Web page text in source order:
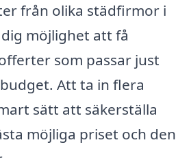
från olika städfirmor i
möjlighet att få
som passar just
Att ta in flera
sätt att säkerställa
möjliga priset och den